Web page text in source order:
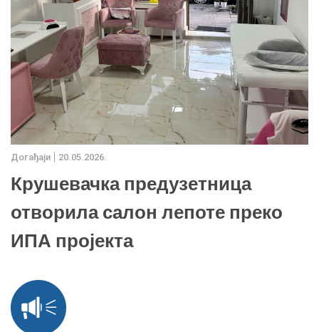
Дoгађаjи 20.05.2026.
Крушевачка предузетница
отворила салон лепоте преко
ИПА пројекта